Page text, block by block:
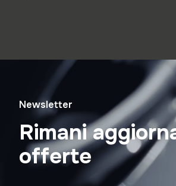
Newsletter
Rimani
offerte